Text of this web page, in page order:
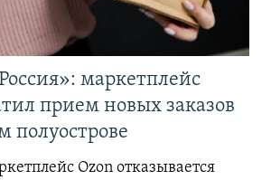
маркетплейс
прием новых заказов
полуострове
Ozon отказывается